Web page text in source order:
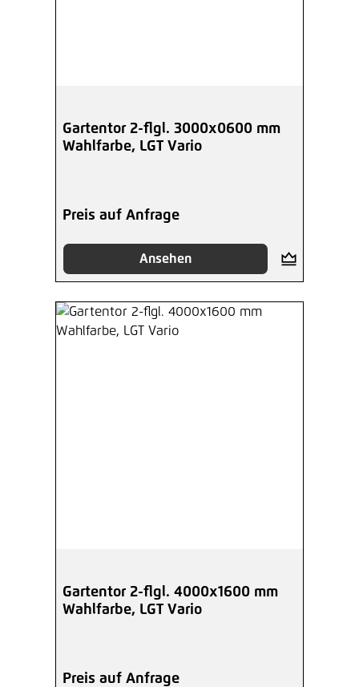
Gartentor 2-flgl. 3000x0600 mm
Wahlfarbe, LGT Vario
Preis auf Anfrage
Ansehen
Gartentor 2-flgl. 4000x1600 mm
Wahlfarbe, LGT Vario
Preis auf Anfrage